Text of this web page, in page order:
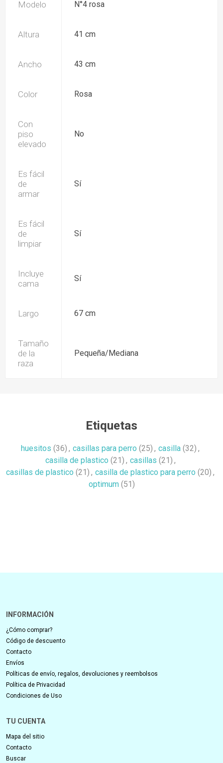
Modelo N°4 rosa
Altura 41 cm
Ancho 43 cm
Color Rosa
Con
piso
elevado
No
Es fácil
de
armar
Sí
Es fácil
de
limpiar
Sí
Incluye
cama
Sí
Largo 67 cm
Tamaño
de la
raza
Pequeña/Mediana
Etiquetas
huesitos (36) , casillas para perro (25) , casilla (32) ,
casilla de plastico (21) , casillas (21) ,
casillas de plastico (21) , casilla de plastico para perro (20) ,
optimum (51)
INFORMACIÓN
¿Cómo comprar?
Código de descuento
Contacto
Envíos
Políticas de envío, regalos, devoluciones y reembolsos
Política de Privacidad
Condiciones de Uso
TU CUENTA
Mapa del sitio
Contacto
Buscar